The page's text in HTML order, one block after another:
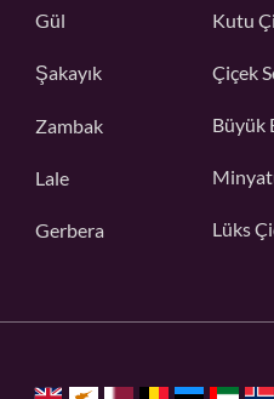
Gül
Şakayık
Zambak
Lale
Gerbera
Kutu
Çiçek
Büyük
Lüks